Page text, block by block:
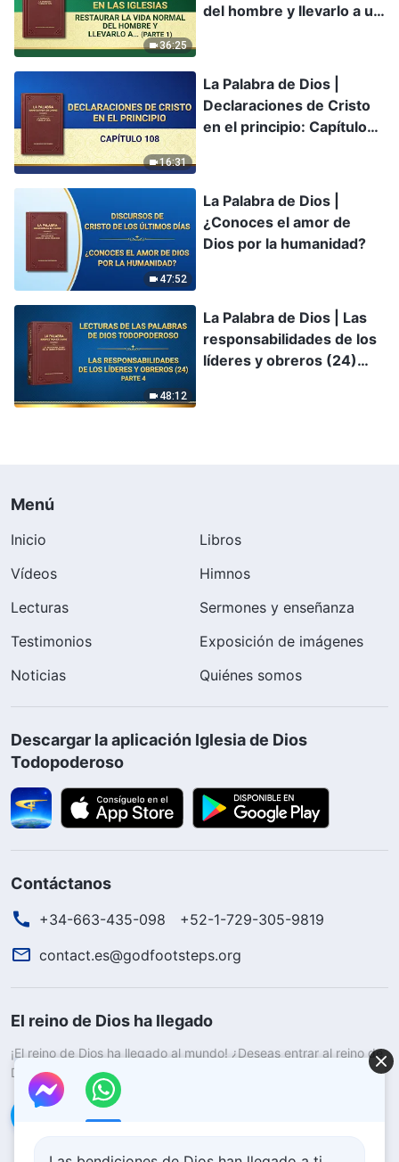
36:25
del hombre y llevarlo a un
16:31
La Palabra de Dios |
Declaraciones de Cristo
en el principio: Capítulo
47:52
La Palabra de Dios |
¿Conoces el amor de
Dios por la humanidad?
48:12
La Palabra de Dios | Las
responsabilidades de los
líderes y obreros (24)
Menú
Inicio
Libros
Vídeos
Himnos
Lecturas
Sermones y enseñanza
Testimonios
Exposición de imágenes
Noticias
Quiénes somos
Descargar la aplicación Iglesia de Dios
Todopoderoso
Contáctanos
+34-663-435-098
+52-1-729-305-9819
contact.es@godfootsteps.org
El reino de Dios ha llegado
¡El reino de Dios ha llegado al mundo! ¿Deseas entrar al reino de
Dios? Saber más
Conéctate con nosotros en Messenger